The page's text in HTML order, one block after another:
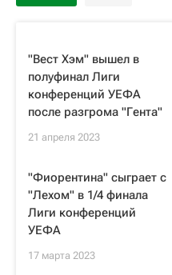
"Вест Хэм" вышел в
полуфинал Лиги
конференций УЕФА
после разгрома "Гента"
21 апреля 2023
"Фиорентина" сыграет с
"Лехом" в 1/4 финала
Лиги конференций
УЕФА
17 марта 2023